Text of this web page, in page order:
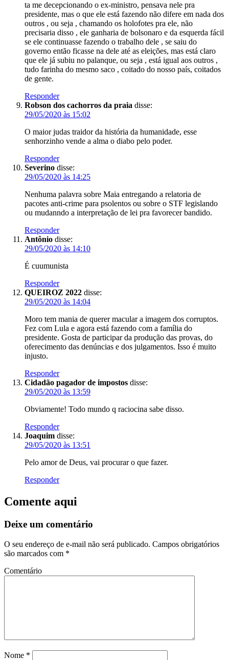
ta me decepcionando o ex-ministro, pensava nele pra
presidente, mas o que ele está fazendo não difere em nada dos
outros , ou seja , chamando os holofotes pra ele, não
precisaria disso , ele ganharia de bolsonaro e da esquerda fácil
se ele continuasse fazendo o trabalho dele , se saiu do
governo então ficasse na dele até as eleições, mas está claro
que ele já subiu no palanque, ou seja , está igual aos outros ,
tudo farinha do mesmo saco , coitado do nosso país, coitados
de gente.
Responder
Robson dos cachorros da praia disse:
29/05/2020 às 15:02
O maior judas traidor da história da humanidade, esse
senhorzinho vende a alma o diabo pelo poder.
Responder
Severino disse:
29/05/2020 às 14:25
Nenhuma palavra sobre Maia entregando a relatoria de
pacotes anti-crime para psolentos ou sobre o STF legislando
ou mudanndo a interpretação de lei pra favorecer bandido.
Responder
Antônio disse:
29/05/2020 às 14:10
É cuumunista
Responder
QUEIROZ 2022 disse:
29/05/2020 às 14:04
Moro tem mania de querer macular a imagem dos corruptos.
Fez com Lula e agora está fazendo com a família do
presidente. Gosta de participar da produção das provas, do
oferecimento das denúncias e dos julgamentos. Isso é muito
injusto.
Responder
Cidadão pagador de impostos disse:
29/05/2020 às 13:59
Obviamente! Todo mundo q raciocina sabe disso.
Responder
Joaquim disse:
29/05/2020 às 13:51
Pelo amor de Deus, vai procurar o que fazer.
Responder
Comente aqui
Deixe um comentário
O seu endereço de e-mail não será publicado. Campos obrigatórios
são marcados com *
Comentário
Nome *